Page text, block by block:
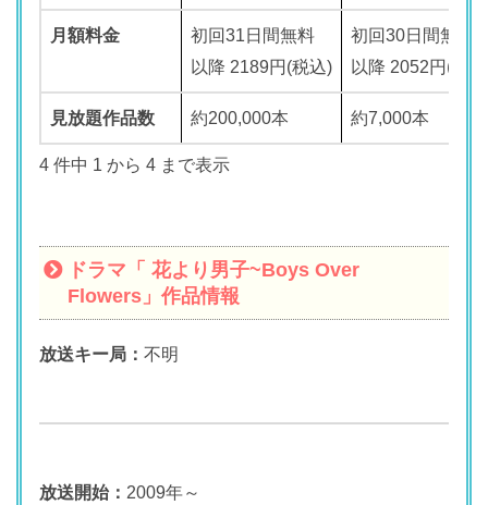
月額料金
初回31日間無料
以降 2189円(税込)
初回30日間無料
以降 2052円(税
見放題作品数 約200,000本 約7,000本
4 件中 1 から 4 まで表示
ドラマ「 花より男子~Boys Over
Flowers」作品情報
放送キー局： 不明
放送開始： 2009年～